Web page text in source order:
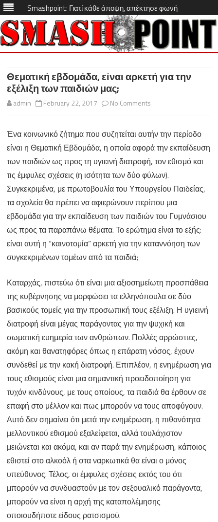
Smashpoint: Γιατί κάθε άποψη, απέκτησε φωνή
Skip
Θεματική εβδομάδα, είναι αρκετή για την
εξέλιξη των παιδιών μας;
admin February 22, 2017 No Comments
εβδομάδα,
είναι
αρκετή
για
την
εξέλιξη
Ένα κοινωνικό ζήτημα που συζητείται αυτήν την περίοδο
είναι η Θεματική Εβδομάδα, η οποία αφορά την εκπαίδευση
των παιδιών ως προς τη υγιεινή διατροφή, τον εθισμό και
τις έμφυλες σχέσεις (η ισότητα των δύο φύλων).
Συγκεκριμένα, με πρωτοβουλία του Υπουργείου Παιδείας,
τα σχολεία θα πρέπει να αφιερώνουν περίπου μια
εβδομάδα για την εκπαίδευση των παιδιών του Γυμνάσιου
ως προς τα παραπάνω θέματα. Το ερώτημα είναι το εξής:
είναι αυτή η “καινοτομία” αρκετή για την καταννόηση των
συγκεκριμένων τομέων από τα παιδιά;
Καταρχάς, πιστεύω ότι είναι μια αξιοσημείωτη προσπάθεια
της κυβέρνησης να μορφώσει τα ελληνόπουλα σε δύο
βασικούς τομείς για την προσωπική τους εξέλιξη. Η υγιεινή
διατροφή είναι μέγας παράγοντας για την ψυχική και
σωματική ευημερία των ανθρώπων. Πολλές αρρώστιες,
ακόμη και θανατηφόρες όπως η επάρατη νόσος, έχουν
συνδεθεί με την κακή διατροφή. Επιπλέον, η ενημέρωση για
τους εθισμούς είναι μια σημαντική προειδοποίηση για
τυχόν κινδύνους, με τους οποίους, τα παιδιά θα έρθουν σε
επαφή στο μέλλον και πως μπορούν να τους αποφύγουν.
Αυτό δεν σημαίνει ότι μετά την ενημέρωση, η πιθανότητα
μελλοντικού εθισμού εξαλείφεται, αλλά τουλάχιστον
μειώνεται και ακόμα, και αν παρά την ενημέρωση, κάποιος
εθιστεί στο αλκοόλ ή στα ναρκωτικά θα είναι ο μόνος
υπεύθυνος. Τέλος, οι έμφυλες σχέσεις εκτός του ότι
μπορούν να συνδυαστούν με τον σεξουαλικό παράγοντα,
μπορούν να είναι η αρχή της καταπολέμησης
οποιουδήποτε είδους ρατσισμού.